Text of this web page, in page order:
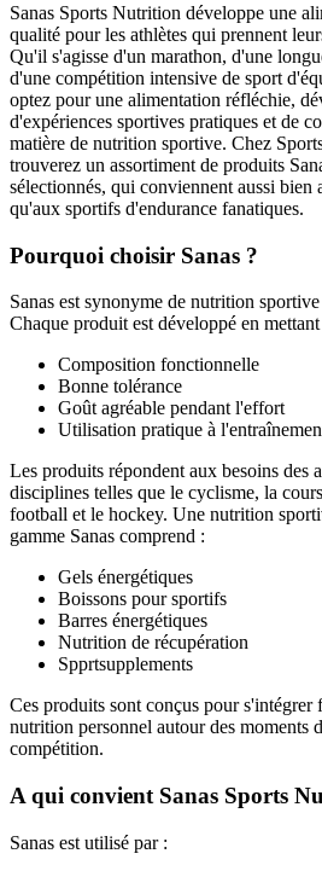
Sanas Sports Nutrition développe une
qualité pour les athlètes qui prennent
Qu'il s'agisse d'un marathon, d'une
d'une compétition intensive de sport
optez pour une alimentation réfléchie,
d'expériences sportives pratiques et de
matière de nutrition sportive. Chez
trouverez un assortiment de produits
sélectionnés, qui conviennent aussi bien
qu'aux sportifs d'endurance fanatiques.
Pourquoi choisir Sanas ?
Sanas est synonyme de nutrition
Chaque produit est développé en
Composition fonctionnelle
Bonne tolérance
Goût agréable pendant l'effort
Utilisation pratique à
Les produits répondent aux besoins des
disciplines telles que le cyclisme, la
football et le hockey. Une nutrition
gamme Sanas comprend :
Gels énergétiques
Boissons pour sportifs
Barres énergétiques
Nutrition de récupération
Spprtsupplements
Ces produits sont conçus pour s'intégrer
nutrition personnel autour des moments
compétition.
A qui convient Sanas Sports
Sanas est utilisé par :